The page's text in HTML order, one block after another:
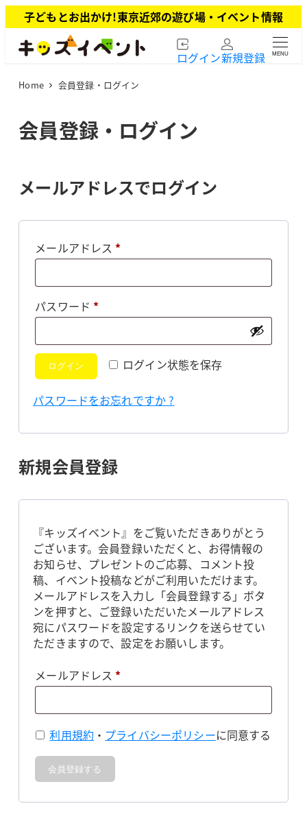
イ
子どもとお出かけ!東京近郊の遊び場・イベント情報
ログイン新規登録 MENU
Home 会員登録・ログイン
会員登録・ログイン
メールアドレスでログイン
メールアドレス *必
パスワード *必
ログイン状態を保存
ログイン
パスワードをお忘れですか ?
新規会員登録
『キッズイベント』をご覧いただきありがとう
ございます。会員登録いただくと、お得情報の
お知らせ、プレゼントのご応募、コメント投
稿、イベント投稿などがご利用いただけます。
メールアドレスを入力し「会員登録する」ボタ
ンを押すと、ご登録いただいたメールアドレス
宛にパスワードを設定するリンクを送らせてい
ただきますので、設定をお願いします。
メールアドレス *必
利用規約 ・ プライバシーポリシーに同意する
会員登録する